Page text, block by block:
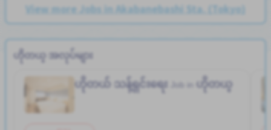
View more Jobs in Akabanebashi Sta. (Tokyo)
ဟိုတယ္ အလုပ်များ
ဟိုတယ် သန့်ရှင်းရေး ဟိုတယ္